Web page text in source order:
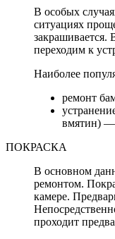
В особых
ситуациях
закрашивается.
переходим к
Наиболее
ремонт
вмятин) —
ПОКРАСКА
В основном
ремонтом.
камере.
проходит